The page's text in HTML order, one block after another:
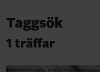
Taggsök
1 träffar